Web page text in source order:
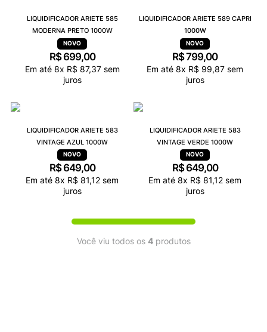
LIQUIDIFICADOR ARIETE 585
MODERNA PRETO 1000W
R$ 699,00
Em até 8x R$ 87,37sem
juros
LIQUIDIFICADOR ARIETE 589 CAPRI
1000W
R$799,00
Em até 8x R$ 99,87 sem
juros
LIQUIDIFICADOR ARIETE 583
VINTAGE AZUL 1000W
R$ 649,00
Em até 8x R$ 81,12 sem
juros
LIQUIDIFICADOR ARIETE 583
VINTAGE VERDE 1000W
R$ 649,00
Em até 8x R$ 81,12 sem
juros
Você viu todos os 4produtos
NEW 530